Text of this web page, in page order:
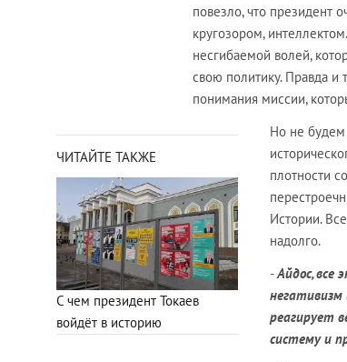
повезло, что президент
кругозором,
несгибаемой волей,
свою политику. Правда и
понимания миссии,
ЧИТАЙТЕ ТАКЖЕ
С чем президент Токаев
войдёт в историю
Но не будем
плотности
Истории.
надолго.
-Айдос, все
негативизм
реагирует
систему и